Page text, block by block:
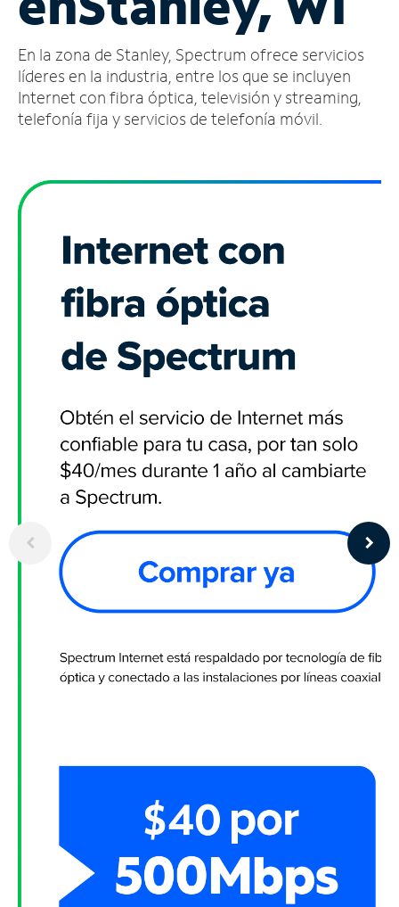
cuenta
Encuentra
una
tienda
En la zona de Stanley, Spectrum ofrece servicios
líderes en la industria, entre los que se incluyen
Internet con fibra óptica, televisión y streaming,
telefonía fija y servicios de telefonía móvil.